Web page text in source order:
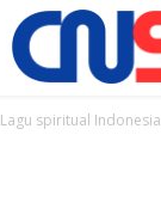
Lagu spiritual Indonesia